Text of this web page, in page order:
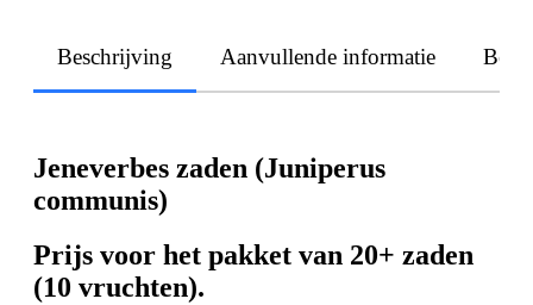
Beschrijving Aanvullende informatie
Jeneverbes zaden (Juniperus
communis)
Prijs voor het pakket van 20+ zaden
(10 vruchten).